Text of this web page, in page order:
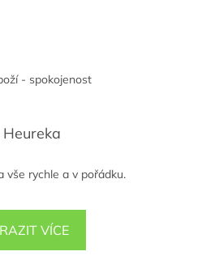
- spokojenost
vše rychle a v pořádku.
VÍCE